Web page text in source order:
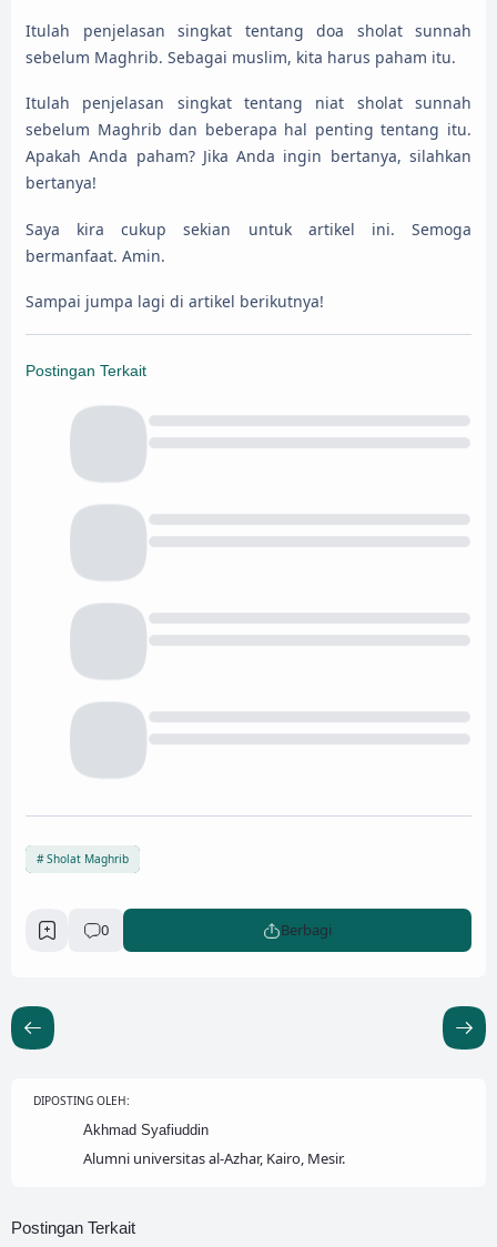
Itulah penjelasan singkat tentang doa sholat sunnah
sebelum Maghrib. Sebagai muslim, kita harus paham itu.
Itulah penjelasan singkat tentang niat sholat sunnah
sebelum Maghrib dan beberapa hal penting tentang itu.
Apakah Anda paham? Jika Anda ingin bertanya, silahkan
bertanya!
Saya kira cukup sekian untuk artikel ini. Semoga
bermanfaat. Amin.
Sampai jumpa lagi di artikel berikutnya!
Postingan Terkait
Sholat Maghrib
0 Berbagi
DIPOSTING OLEH:
Akhmad Syafiuddin
Alumni universitas al-Azhar, Kairo, Mesir.
Postingan Terkait